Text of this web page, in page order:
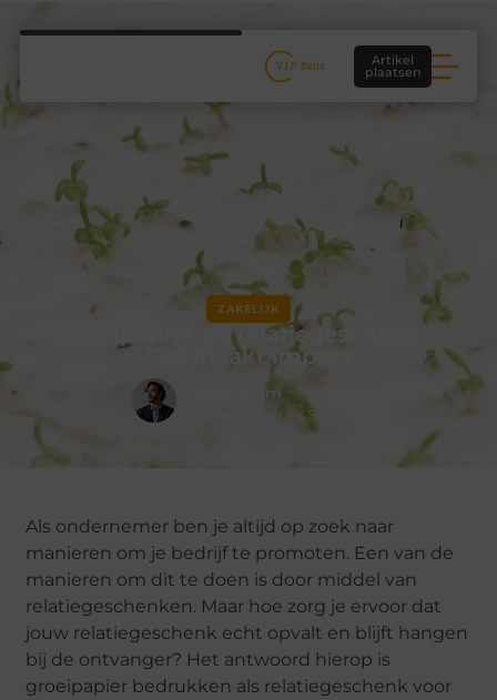
Artikel
plaatsen
ZAKELIJK
Groeipapier als relatiegeschenk –
Dat maakt impact
Samir Blom
Contentcurator & Schrijver
Als ondernemer ben je altijd op zoek naar
manieren om je bedrijf te promoten. Een van de
manieren om dit te doen is door middel van
relatiegeschenken. Maar hoe zorg je ervoor dat
jouw relatiegeschenk echt opvalt en blijft hangen
bij de ontvanger? Het antwoord hierop is
groeipapier bedrukken als relatiegeschenk voor